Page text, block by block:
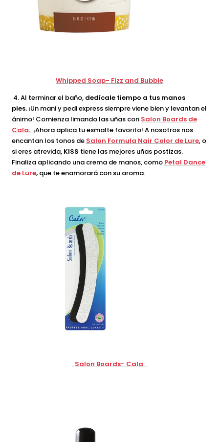
Whipped Soap- Fizz and Bubble
4.Al terminar el baño, dedícale tiempo a tus manos
pies. ¡Un mani y pedi express siempre viene bien y levantan el
ánimo! Comienza limando las uñas con Salon Boards de
Cala. ¡Ahora aplica tu esmalte favorito! A nosotros nos
encantan los tonos de Salon Formula Nair Color de Lure, o
si eres atrevida, KISS tiene las mejores uñas postizas.
Finaliza aplicando una crema de manos, como Petal Dance
de Lure, que te enamorará con su aroma.
Salon Boards- Cala